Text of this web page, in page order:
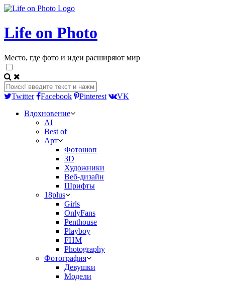
Life on Photo
Место, где фото и идеи расширяют мир
Twitter Facebook Pinterest
VK
Вдохновение
AI
Best of
Арт
Фотошоп
3D
Художники
Веб-дизайн
Шрифты
18plus
Girls
OnlyFans
Penthouse
Playboy
FHM
Photography
Фотография
Девушки
Модели